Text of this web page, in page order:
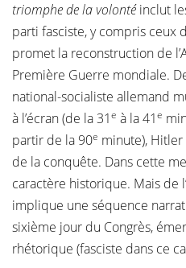
triomphe de la volontéinclut
parti fasciste, y compris ceux
promet la reconstruction de
Première Guerre mondiale.
national-socialiste allemand
à l’écran (de la 31e à la 41e
partir de la 90e minute), Hitler
de la conquête. Dans cette
caractère historique. Mais de
implique une séquence
sixième jour du Congrès,
rhétorique (fasciste dans ce